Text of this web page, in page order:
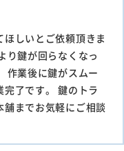
しいとご依頼頂きま
り鍵が回らなくなっ
作業後に鍵がスムー
了です。 鍵のトラ
舗までお気軽にご相談